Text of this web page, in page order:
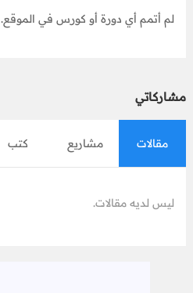
لم أتمم أي دورة أو كورس في الموقع.
مشاركاتي
مقالات مشاريع كتب
ليس لديه مقالات.